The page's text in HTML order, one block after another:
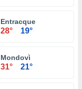
Entracque
28° 19°
Mondovì
31° 21°